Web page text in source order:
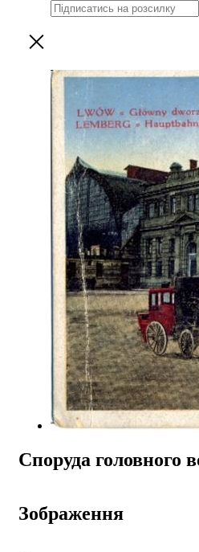
Споруда головного
Зображення